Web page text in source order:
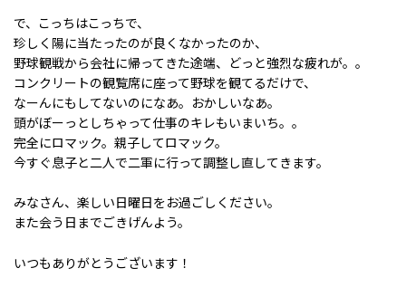
で、こっちはこっちで、
珍しく陽に当たったのが良くなかったのか、
野球観戦から会社に帰ってきた途端、どっと強烈な疲れが。。
コンクリートの観覧席に座って野球を観てるだけで、
なーんにもしてないのになあ。おかしいなあ。
頭がぼーっとしちゃって仕事のキレもいまいち。。
完全にロマック。親子してロマック。
今すぐ息子と二人で二軍に行って調整し直してきます。
みなさん、楽しい日曜日をお過ごしください。
また会う日までごきげんよう。
いつもありがとうございます！